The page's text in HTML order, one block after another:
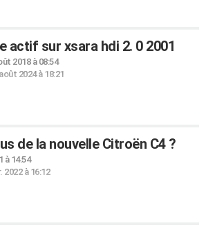
actif sur xsara hdi 2. 0 2001
2018 à 08:54
2024 à 18:21
de la nouvelle Citroën C4 ?
à 14:54
2022 à 16:12